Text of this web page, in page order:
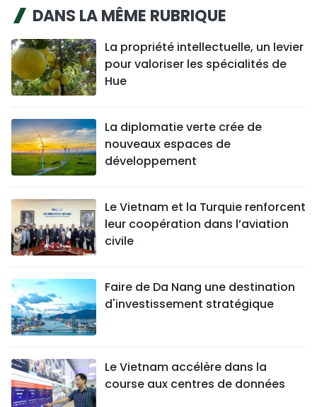
DANS LA MÊME RUBRIQUE
La propriété intellectuelle, un levier
pour valoriser les spécialités de
Hue
La diplomatie verte crée de
nouveaux espaces de
développement
Le Vietnam et la Turquie renforcent
leur coopération dans l’aviation
civile
Faire de Da Nang une destination
d'investissement stratégique
Le Vietnam accélère dans la
course aux centres de données